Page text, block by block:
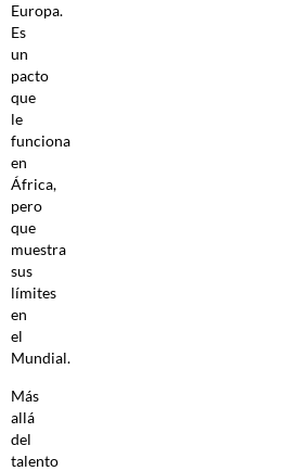
Europa.
Es
un
pacto
que
le
funciona
en
África,
pero
que
muestra
sus
límites
en
el
Mundial.
Más
allá
del
talento